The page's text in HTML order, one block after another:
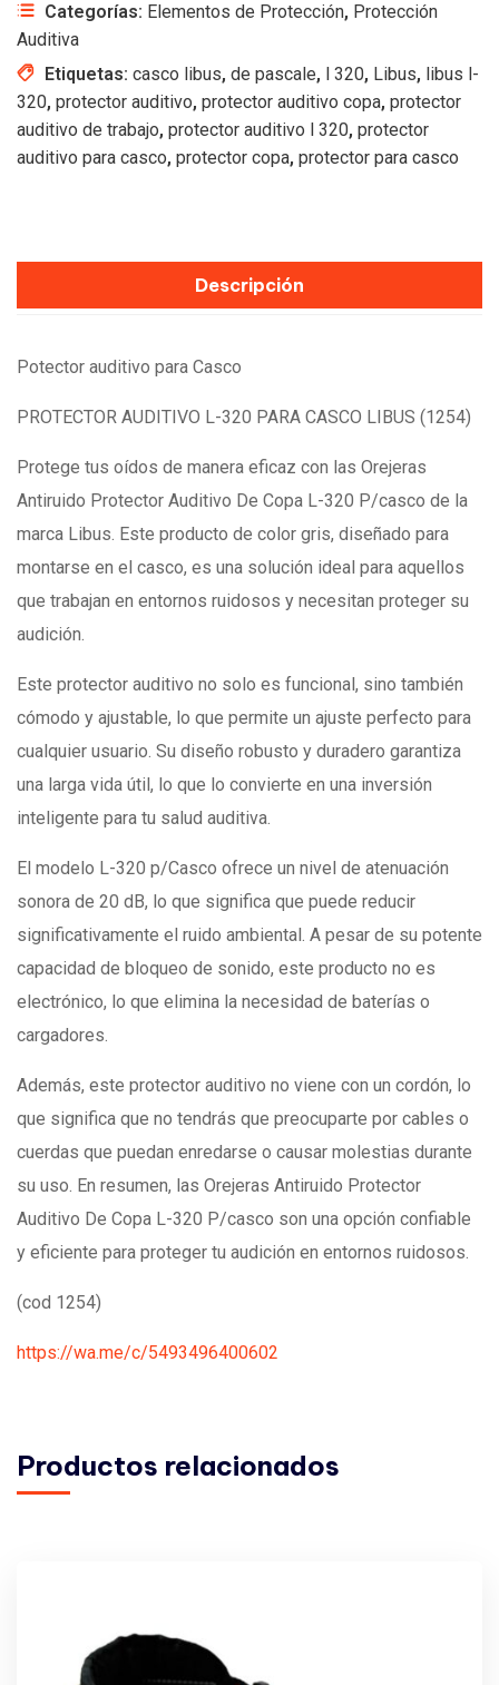
Categorías: Elementos de Protección, Protección
Auditiva
Etiquetas: casco libus, de pascale, l 320, Libus, libus l-
320, protector auditivo, protector auditivo copa, protector
auditivo de trabajo, protector auditivo l 320, protector
auditivo para casco, protector copa, protector para casco
Descripción
Potector auditivo para Casco
PROTECTOR AUDITIVO L-320 PARA CASCO LIBUS (1254)
Protege tus oídos de manera eficaz con las Orejeras
Antiruido Protector Auditivo De Copa L-320 P/casco de la
marca Libus. Este producto de color gris, diseñado para
montarse en el casco, es una solución ideal para aquellos
que trabajan en entornos ruidosos y necesitan proteger su
audición.
Este protector auditivo no solo es funcional, sino también
cómodo y ajustable, lo que permite un ajuste perfecto para
cualquier usuario. Su diseño robusto y duradero garantiza
una larga vida útil, lo que lo convierte en una inversión
inteligente para tu salud auditiva.
El modelo L-320 p/Casco ofrece un nivel de atenuación
sonora de 20 dB, lo que significa que puede reducir
significativamente el ruido ambiental. A pesar de su potente
capacidad de bloqueo de sonido, este producto no es
electrónico, lo que elimina la necesidad de baterías o
cargadores.
Además, este protector auditivo no viene con un cordón, lo
que significa que no tendrás que preocuparte por cables o
cuerdas que puedan enredarse o causar molestias durante
su uso. En resumen, las Orejeras Antiruido Protector
Auditivo De Copa L-320 P/casco son una opción confiable
y eficiente para proteger tu audición en entornos ruidosos.
(cod 1254)
https://wa.me/c/5493496400602
Productos relacionados